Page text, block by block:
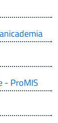
- ProMIS